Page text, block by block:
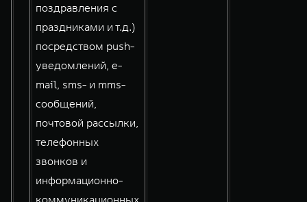
поздравления с
праздниками и т.д.)
посредством push-
уведомлений, e-
mail, sms- и mms-
сообщений,
почтовой рассылки,
телефонных
звонков и
информационно-
коммуникационных